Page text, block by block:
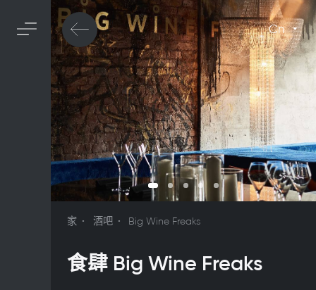
Cn
家 酒吧 Big Wine Freaks
食肆 Big Wine Freaks